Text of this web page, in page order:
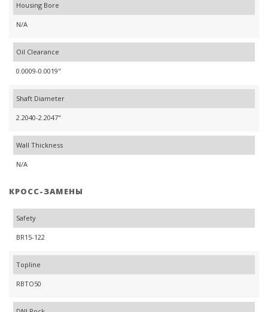
Housing Bore
N/A
Oil Clearance
0.0009-0.0019"
Shaft Diameter
2.2040-2.2047"
Wall Thickness
N/A
КРОСС-ЗАМЕНЫ
Safety
BR15-122
Topline
RBTO50